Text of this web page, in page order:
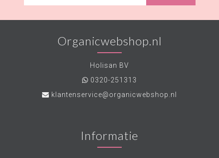
Organicwebshop.nl
Holisan BV
0320-251313
klantenservice@organicwebshop.nl
Informatie